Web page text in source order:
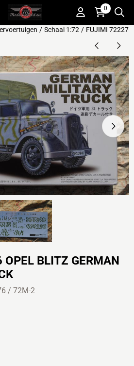
Kies instellingen of sta alle
0
/ Schaal 1:72 / FUJIMI 722276
BLITZ GERMAN
/ 72M-2